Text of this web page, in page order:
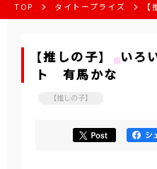
TOP タイトープライズ
【推しの子】 いろ
ト 有馬かな
【推しの子】